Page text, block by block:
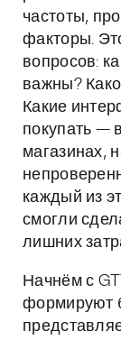
частоты,
факторы.
вопросов:
важны?
Какие
покупать —
магазинах,
каждый из
смогли
лишних
Начнём с
формируют